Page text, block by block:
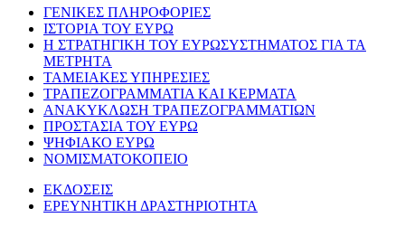
ΓΕΝΙΚΕΣ ΠΛΗΡΟΦΟΡΙΕΣ
ΙΣΤΟΡΙΑ ΤΟΥ ΕΥΡΩ
Η ΣΤΡΑΤΗΓΙΚΗ ΤΟΥ ΕΥΡΩΣΥΣΤΗΜΑΤΟΣ ΓΙΑ ΤΑ
ΜΕΤΡΗΤΑ
ΤΑΜΕΙΑΚΕΣ ΥΠΗΡΕΣΙΕΣ
ΤΡΑΠΕΖΟΓΡΑΜΜΑΤΙΑ ΚΑΙ ΚΕΡΜΑΤΑ
ΑΝΑΚΥΚΛΩΣΗ ΤΡΑΠΕΖΟΓΡΑΜΜΑΤΙΩΝ
ΠΡΟΣΤΑΣΙΑ ΤΟΥ ΕΥΡΩ
ΨΗΦΙΑΚΟ ΕΥΡΩ
ΝΟΜΙΣΜΑΤΟΚΟΠΕΙΟ
ΕΚΔΟΣΕΙΣ
ΕΡΕΥΝΗΤΙΚΗ ΔΡΑΣΤΗΡΙΟΤΗΤΑ